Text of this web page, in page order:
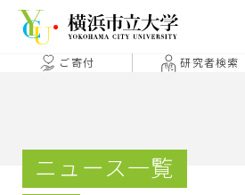
本文へ移動
ご寄付 研究者検索
ニュース一覧